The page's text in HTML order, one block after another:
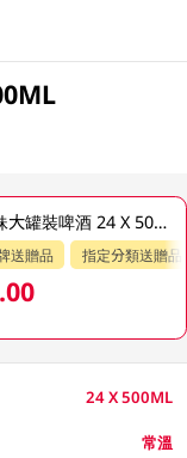
原箱藍妹大罐裝啤酒 24 X 500ML
送贈品 指定分類送贈品
24 X 500ML
常溫